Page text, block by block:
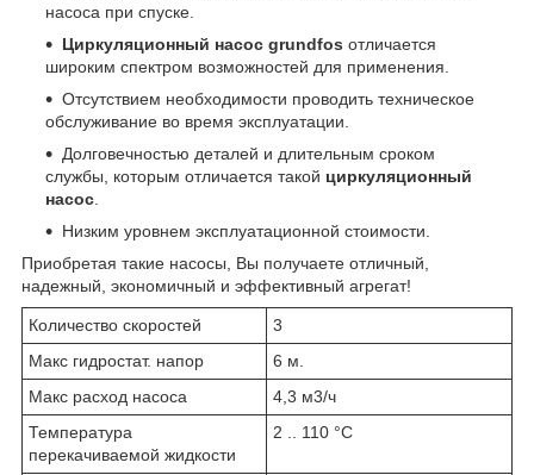
насоса при спуске.
Циркуляционный насос grundfos отличается
широким спектром возможностей для применения.
Отсутствием необходимости проводить техническое
обслуживание во время эксплуатации.
Долговечностью деталей и длительным сроком
службы, которым отличается такой циркуляционный
насос
Низким уровнем эксплуатационной стоимости.
Приобретая такие насосы, Вы получаете отличный,
надежный, экономичный и эффективный агрегат!
Количество скоростей
3
Макс гидростат. напор
6 м.
Макс расход насоса
4,3 м3/ч
Температура
перекачиваемой жидкости
2 .. 110 °C